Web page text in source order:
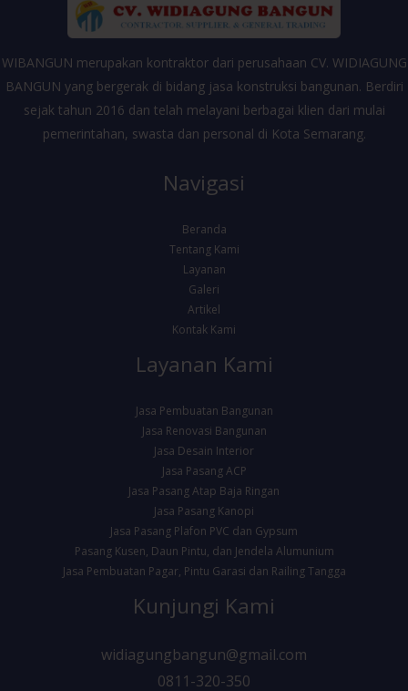
WIBANGUN merupakan kontraktor dari perusahaan CV. WIDIAGUNG
BANGUN yang bergerak di bidang jasa konstruksi bangunan. Berdiri
sejak tahun 2016 dan telah melayani berbagai klien dari mulai
pemerintahan, swasta dan personal di Kota Semarang.
Navigasi
Beranda
Tentang Kami
Layanan
Galeri
Artikel
Kontak Kami
Layanan Kami
Jasa Pembuatan Bangunan
Jasa Renovasi Bangunan
Jasa Desain Interior
Jasa Pasang ACP
Jasa Pasang Atap Baja Ringan
Jasa Pasang Kanopi
Jasa Pasang Plafon PVC dan Gypsum
Pasang Kusen, Daun Pintu, dan Jendela Alumunium
Jasa Pembuatan Pagar, Pintu Garasi dan Railing Tangga
Kunjungi Kami
widiagungbangun@gmail.com
0811-320-350